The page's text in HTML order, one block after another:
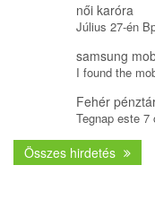
női karóra
Július 27-én
samsung
I found the
Fehér
Tegnap este
Összes hirdetés